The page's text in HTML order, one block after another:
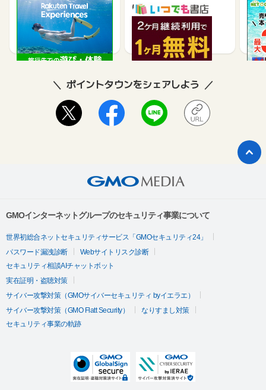
楽天トラベル観光体験
2.5%
いつでも書店
990
【
買取
ポイントタウンをシェアしよう
GMOインターネットグループのセキュリティ事業について
世界初総合ネットセキュリティサービス「GMOセキュリティ24」
パスワード漏洩診断
Webサイトリスク診断
セキュリティ相談AIチャットボット
実在証明・盗聴対策
サイバー攻撃対策（GMOサイバーセキュリティ byイエラエ）
サイバー攻撃対策（GMO Flatt Security）
なりすまし対策
セキュリティ事業の軌跡